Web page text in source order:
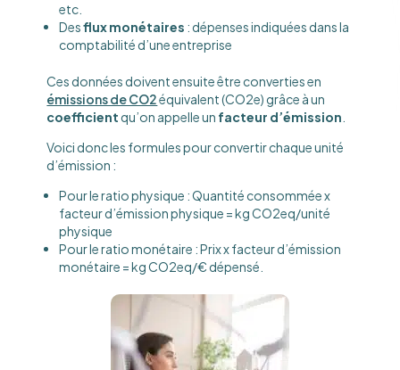
etc.
Desflux monétaires : dépenses indiquées dans la
comptabilité d’une entreprise
Ces données doivent ensuite être converties en
émissions de CO2équivalent (CO2e) grâce à un
coefficient qu’on appelle un facteur d’émission
Voici donc les formules pour convertir chaque unité
d’émission :
Pour le ratio physique : Quantité consommée x
facteur d’émission physique = kg CO2eq/unité
physique
Pour le ratio monétaire : Prix x facteur d’émission
monétaire = kg CO2eq/€ dépensé.